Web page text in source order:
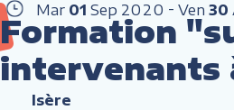
Mar 01 Sep 2020 Ven 30
Formation
intervenants
Isère